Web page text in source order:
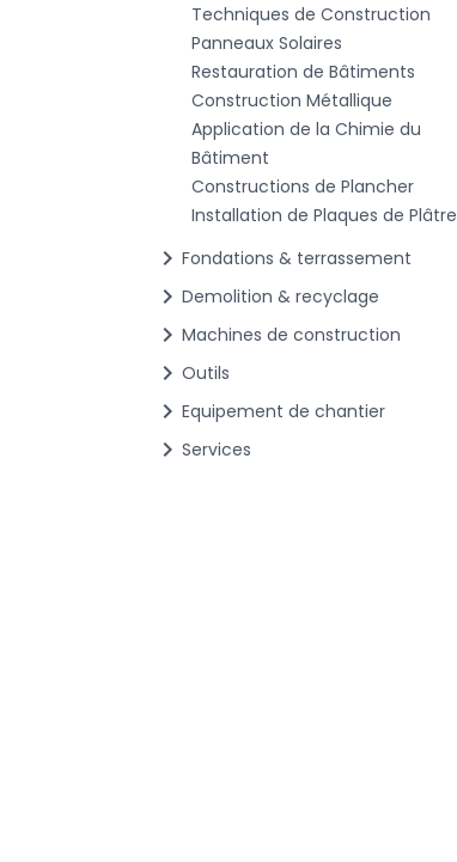
Techniques de Construction
Panneaux Solaires
Restauration de Bâtiments
Construction Métallique
Application de la Chimie du
Bâtiment
Constructions de Plancher
Installation de Plaques de Plâtre
chevron_right Fondations & terrassement
chevron_right Demolition & recyclage
chevron_right Machines de construction
chevron_right Outils
chevron_right Equipement de chantier
chevron_right Services